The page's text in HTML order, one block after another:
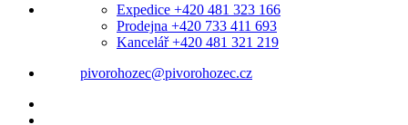
Expedice +420 481 323 166
Prodejna +420 733 411 693
Kancelář +420 481 321 219
pivorohozec@pivorohozec.cz